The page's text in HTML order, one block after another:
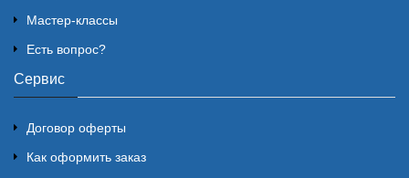
Мастер-классы
Есть вопрос?
Сервис
Договор оферты
Как оформить заказ